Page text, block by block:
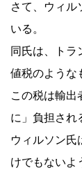
さて、ウィル
いる。
同氏は、トラ
値税のような
この税は輸出
に」負担され
ウィルソン氏
けでもないよ